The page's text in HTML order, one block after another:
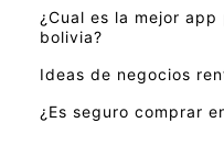
¿Cual es la mejor
bolivia?
Ideas de negocios
¿Es seguro comprar